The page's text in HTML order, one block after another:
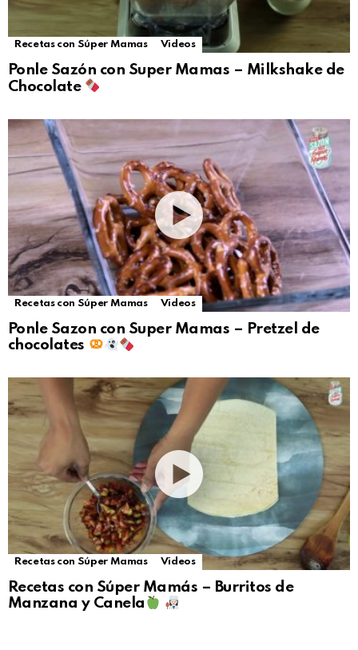
Recetas con Súper Mamas Videos
Ponle Sazón con Super Mamas – Milkshake de
Chocolate
Recetas con Súper Mamas Videos
Ponle Sazon con Super Mamas – Pretzel de
chocolates
Recetas con Súper Mamas Videos
Recetas con Súper Mamás – Burritos de
Manzana y Canela